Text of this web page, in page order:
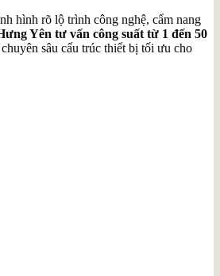
hình rõ lộ trình công nghệ, cẩm nang
Yên tư vấn công suất từ 1 đến 50
sâu cấu trúc thiết bị tối ưu cho